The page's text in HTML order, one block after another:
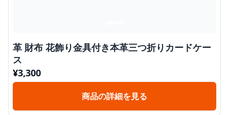
革 財布 花飾り金具付き本革三つ折りカードケー
ス
¥3,300
商品の詳細を見る